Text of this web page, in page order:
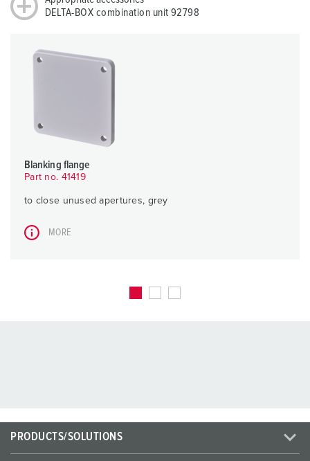
DELTA-BOX combination unit 92798
Blanking flange
Part no. 41419
to close unused apertures, grey
MORE
PRODUCTS/SOLUTIONS